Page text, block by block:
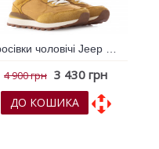
4 900 грн 3 430 грн
ДО КОШИКА